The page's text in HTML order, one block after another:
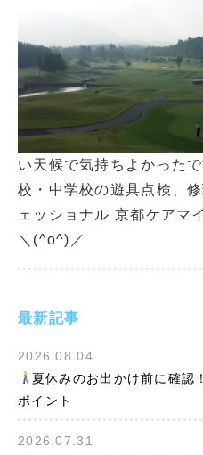
最新記事
2026.08.04
夏休みのお出かけ前に確認
ポイント
2026.07.31
い天候で気持ちよかった
校・中学校の遊具点検、
ェッショナル 京都ケアマ
＼(^o^)／